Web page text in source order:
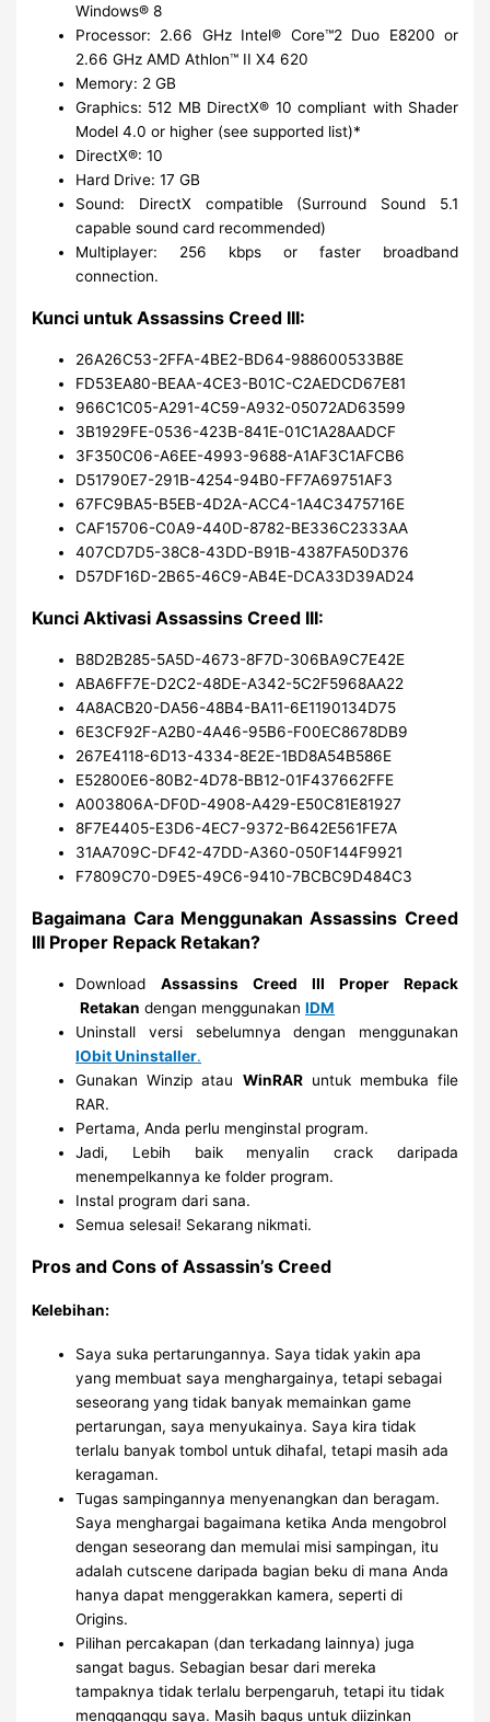
Windows® 8
Processor: 2.66 GHz Intel® Core™2 Duo E8200 or
2.66 GHz AMD Athlon™ II X4 620
Memory: 2 GB
Graphics: 512 MB DirectX® 10 compliant with Shader
Model 4.0 or higher (see supported list)*
DirectX®: 10
Hard Drive: 17 GB
Sound: DirectX compatible (Surround Sound 5.1
capable sound card recommended)
Multiplayer: 256 kbps or faster broadband
connection.
Kunci untuk Assassins Creed III:
26A26C53-2FFA-4BE2-BD64-988600533B8E
FD53EA80-BEAA-4CE3-B01C-C2AEDCD67E81
966C1C05-A291-4C59-A932-05072AD63599
3B1929FE-0536-423B-841E-01C1A28AADCF
3F350C06-A6EE-4993-9688-A1AF3C1AFCB6
D51790E7-291B-4254-94B0-FF7A69751AF3
67FC9BA5-B5EB-4D2A-ACC4-1A4C3475716E
CAF15706-C0A9-440D-8782-BE336C2333AA
407CD7D5-38C8-43DD-B91B-4387FA50D376
D57DF16D-2B65-46C9-AB4E-DCA33D39AD24
Kunci Aktivasi Assassins Creed III:
B8D2B285-5A5D-4673-8F7D-306BA9C7E42E
ABA6FF7E-D2C2-48DE-A342-5C2F5968AA22
4A8ACB20-DA56-48B4-BA11-6E1190134D75
6E3CF92F-A2B0-4A46-95B6-F00EC8678DB9
267E4118-6D13-4334-8E2E-1BD8A54B586E
E52800E6-80B2-4D78-BB12-01F437662FFE
A003806A-DF0D-4908-A429-E50C81E81927
8F7E4405-E3D6-4EC7-9372-B642E561FE7A
31AA709C-DF42-47DD-A360-050F144F9921
F7809C70-D9E5-49C6-9410-7BCBC9D484C3
Bagaimana Cara Menggunakan Assassins Creed
III Proper Repack Retakan?
DownloadAssassins Creed III Proper Repack
Retakan dengan menggunakanIDM
Uninstall versi sebelumnya dengan menggunakan
IObit Uninstaller.
Gunakan Winzip atau WinRARuntuk membuka file
RAR.
Pertama, Anda perlu menginstal program.
Jadi, Lebih baik menyalin crack daripada
menempelkannya ke folder program.
Instal program dari sana.
Semua selesai! Sekarang nikmati.
Pros and Cons of Assassin’s Creed
Kelebihan:
Saya suka pertarungannya. Saya tidak yakin apa
yang membuat saya menghargainya, tetapi sebagai
seseorang yang tidak banyak memainkan game
pertarungan, saya menyukainya. Saya kira tidak
terlalu banyak tombol untuk dihafal, tetapi masih ada
keragaman.
Tugas sampingannya menyenangkan dan beragam.
Saya menghargai bagaimana ketika Anda mengobrol
dengan seseorang dan memulai misi sampingan, itu
adalah cutscene daripada bagian beku di mana Anda
hanya dapat menggerakkan kamera, seperti di
Origins.
Pilihan percakapan (dan terkadang lainnya) juga
sangat bagus. Sebagian besar dari mereka
tampaknya tidak terlalu berpengaruh, tetapi itu tidak
mengganggu saya. Masih bagus untuk diizinkan